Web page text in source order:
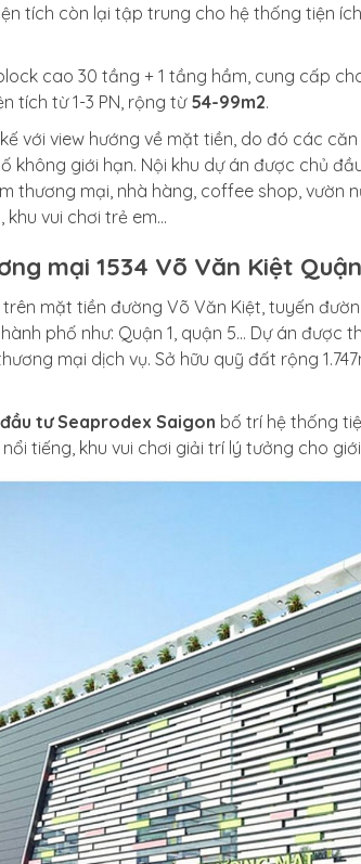
tích còn lại tập trung cho hệ thống tiện
cao 30 tầng + 1 tầng hầm, cung cấp
tích từ 1-3 PN, rộng từ54-99m2.
với view hướng về mặt tiền, do đó các
không giới hạn. Nội khu dự án được chủ
thương mại, nhà hàng, coffee shop, vườn
vui chơi trẻ em…
mại 1534 Võ Văn Kiệt
mặt tiền đường Võ Văn Kiệt, tuyến
phố như: Quận 1, quận 5… Dự án được
mại dịch vụ. Sở hữu quỹ đất rộng
tư Seaprodex Saigon bố trí hệ thống
tiếng, khu vui chơi giải trí lý tưởng cho